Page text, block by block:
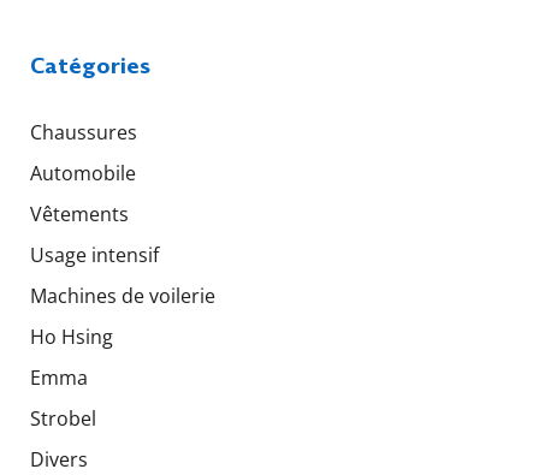
Catégories
Chaussures
Automobile
Vêtements
Usage intensif
Machines de voilerie
Ho Hsing
Emma
Strobel
Divers